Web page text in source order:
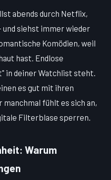
abends durch Netflix,
und siehst immer wieder
Komödien, weil
hast. Endlose
in deiner Watchlist steht.
es gut mit ihren
fühlt es sich an,
Filterblase sperren.
Warum